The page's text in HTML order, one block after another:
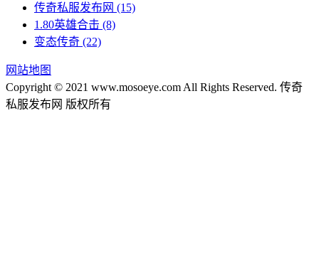
传奇私服发布网 (15)
1.80英雄合击 (8)
变态传奇 (22)
网站地图
Copyright © 2021 www.mosoeye.com All Rights Reserved. 传奇
私服发布网 版权所有